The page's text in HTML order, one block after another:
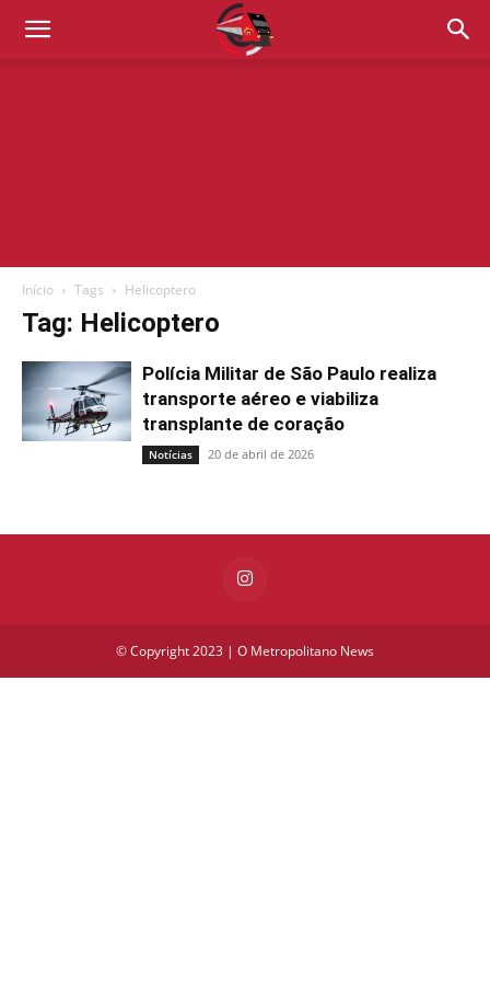
Início Tags Helicoptero
Tag: Helicoptero
Polícia Militar de São Paulo realiza
transporte aéreo e viabiliza
transplante de coração
Notícias 20 de abril de 2026
© Copyright 2023 | O Metropolitano News